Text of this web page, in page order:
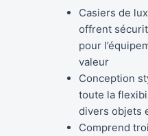
Casiers de
offrent
pour
valeur
Conception
toute la
divers objets
Comprend